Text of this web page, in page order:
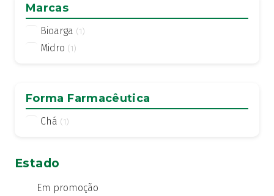
Marcas
Bioarga (1)
Midro (1)
Forma Farmacêutica
Chá (1)
Estado
Em promoção